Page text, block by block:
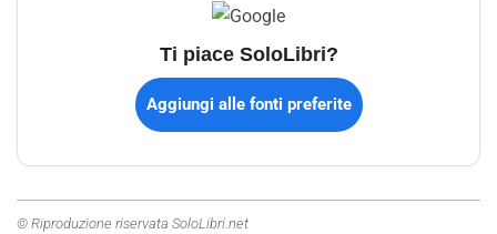
Ti piace SoloLibri?
Aggiungi alle fonti preferite
© Riproduzione riservata SoloLibri.net